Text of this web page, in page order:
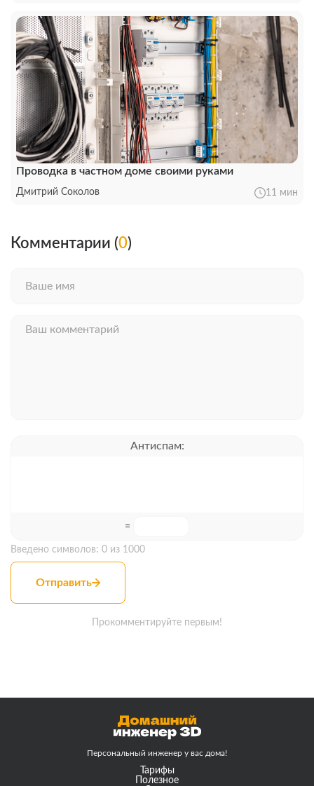
Проводка в частном доме своими руками
Дмитрий Соколов 11 мин
Комментарии (0)
Отправить
Введено символов: 0 из 1000
Антиспам:
=
Прокомментируйте первым!
Персональный инженер у вас дома!
Тарифы
Полезное